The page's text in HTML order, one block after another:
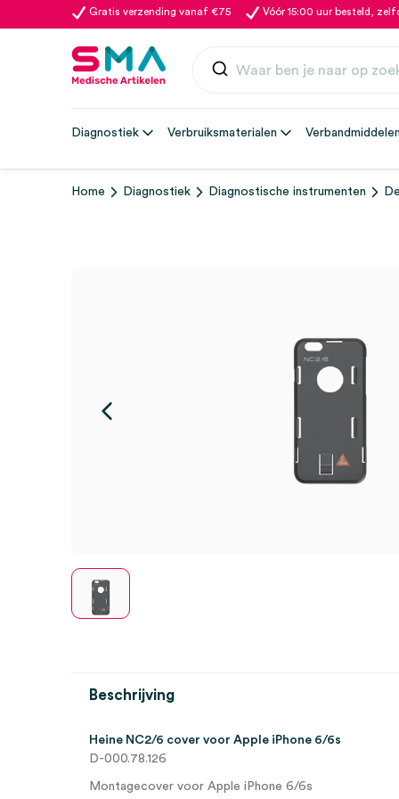
Gratis verzending vanaf €75 Vóór 15:00 uur besteld,
Diagnostiek Verbruiksmaterialen Verbandmiddelen
Home Diagnostiek Diagnostische instrumenten
Beschrijving
Heine NC2/6 cover voor Apple iPhone 6/6s
D-000.78.126
Montagecover voor Apple iPhone 6/6s